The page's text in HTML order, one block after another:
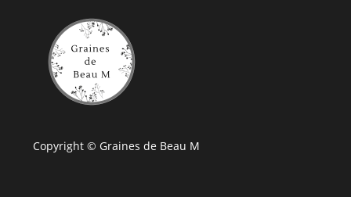
Copyright © Graines de Beau M